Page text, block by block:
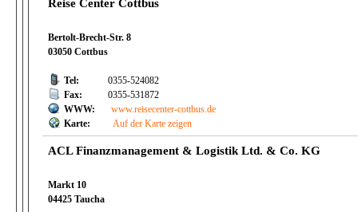
Reise Center Cottbus
Bertolt-Brecht-Str. 8
03050 Cottbus
Tel:
0355-524082
Fax:
0355-531872
WWW:
www.reisecenter-cottbus.de
Karte:
Auf der Karte zeigen
ACL Finanzmanagement & Logistik Ltd. & Co. KG
Markt 10
04425 Taucha